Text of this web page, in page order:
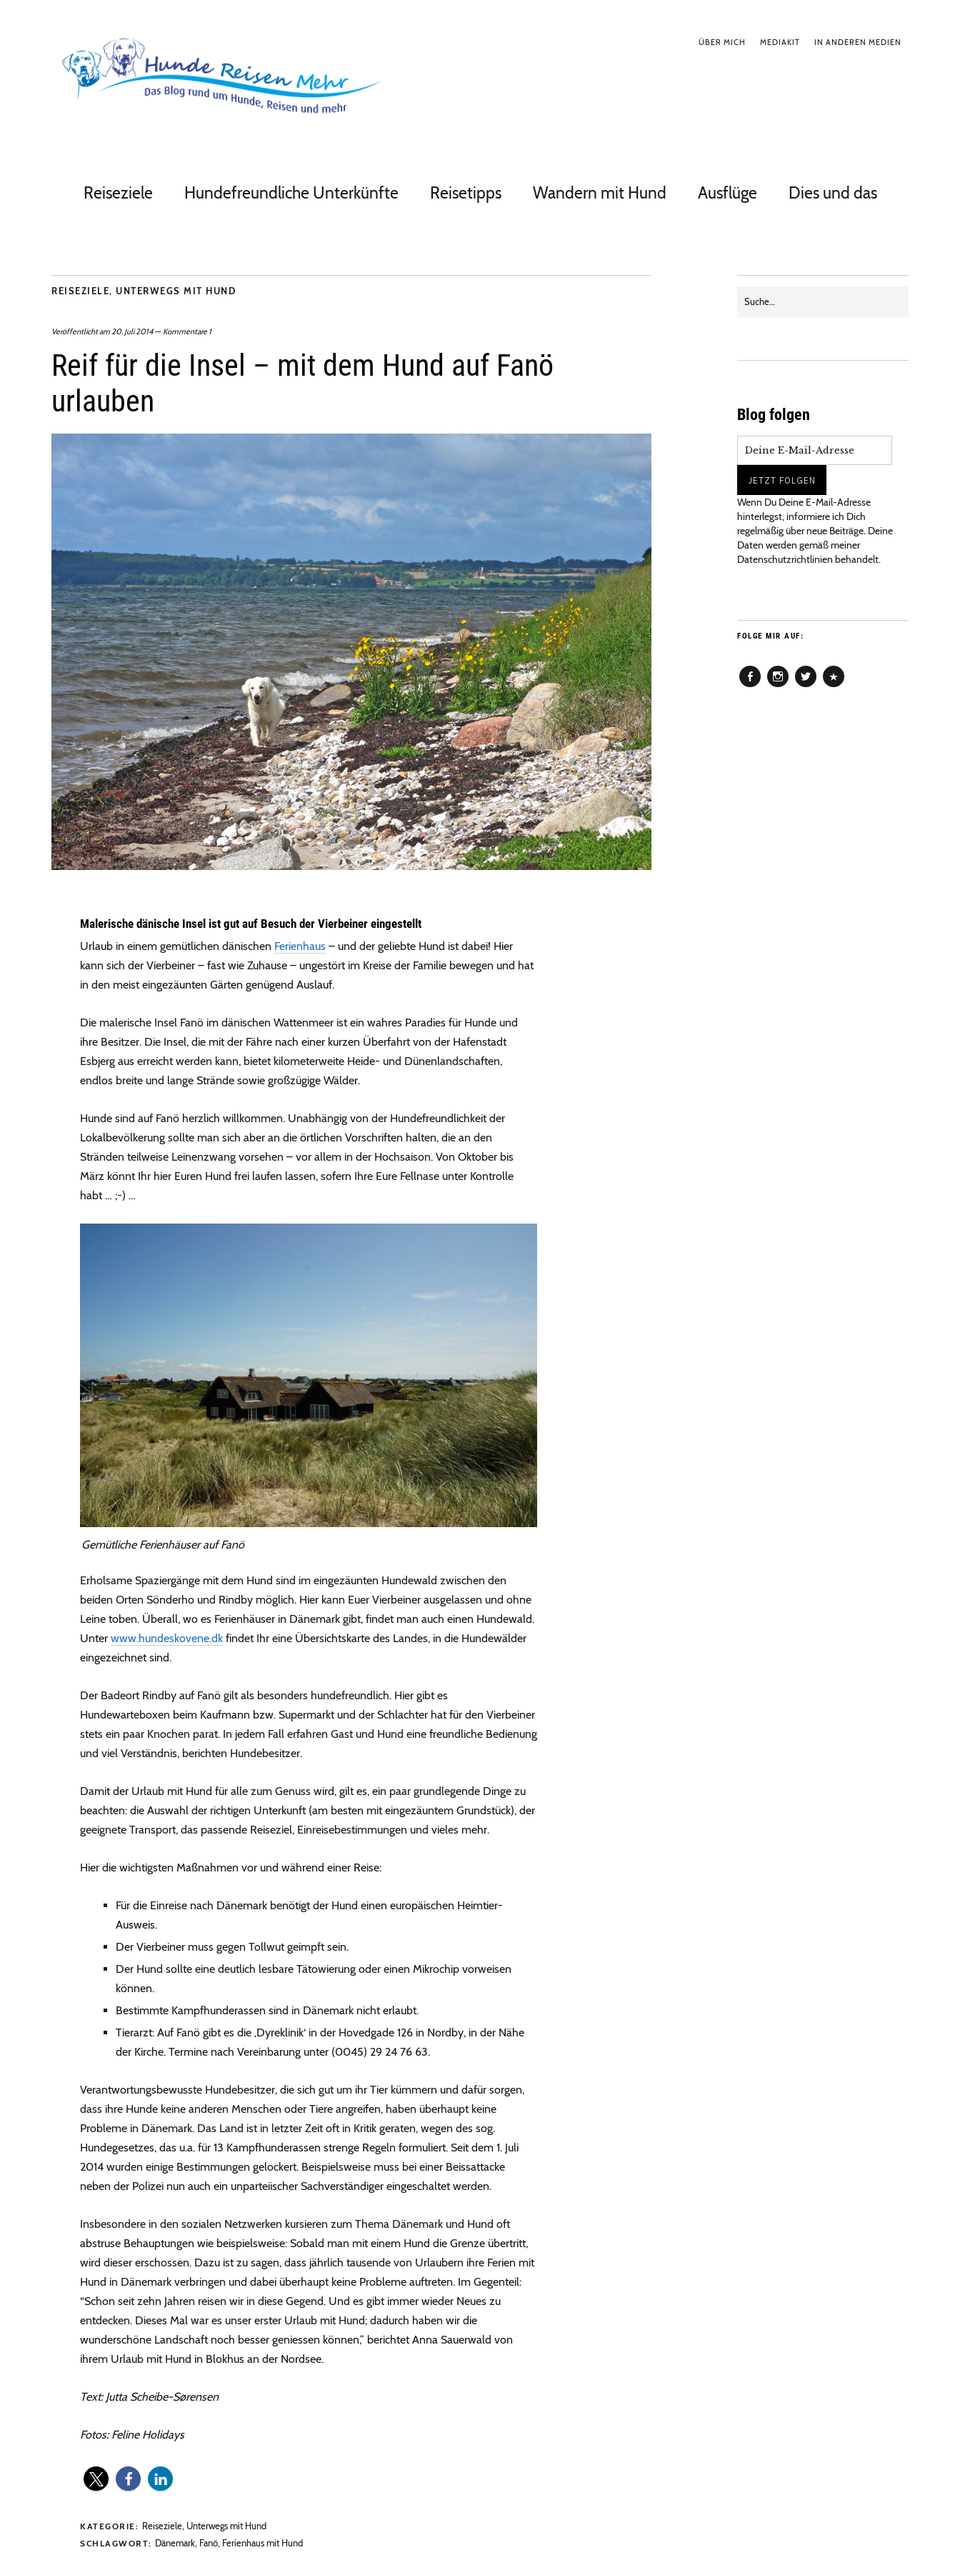
ÜBER MICH MEDIAKIT IN ANDEREN MEDIEN
Reiseziele Hundefreundliche Unterkünfte Reisetipps Wandern mit Hund Ausflüge Dies und das
REISEZIELE, UNTERWEGS MIT HUND
Veröffentlicht am 20. Juli 2014 Kommentare 1
Reif für die Insel – mit dem Hund auf Fanö
urlauben
Malerische dänische Insel ist gut auf Besuch der Vierbeiner eingestellt
Urlaub in einem gemütlichen dänischen Ferienhaus – und der geliebte Hund ist dabei! Hier
kann sich der Vierbeiner – fast wie Zuhause – ungestört im Kreise der Familie bewegen und hat
in den meist eingezäunten Gärten genügend Auslauf.
Die malerische Insel Fanö im dänischen Wattenmeer ist ein wahres Paradies für Hunde und
ihre Besitzer. Die Insel, die mit der Fähre nach einer kurzen Überfahrt von der Hafenstadt
Esbjerg aus erreicht werden kann, bietet kilometerweite Heide- und Dünenlandschaften,
endlos breite und lange Strände sowie großzügige Wälder.
Hunde sind auf Fanö herzlich willkommen. Unabhängig von der Hundefreundlichkeit der
Lokalbevölkerung sollte man sich aber an die örtlichen Vorschriften halten, die an den
Stränden teilweise Leinenzwang vorsehen – vor allem in der Hochsaison. Von Oktober bis
März könnt Ihr hier Euren Hund frei laufen lassen, sofern Ihre Eure Fellnase unter Kontrolle
habt … ;-) …
Gemütliche Ferienhäuser auf Fanö
Erholsame Spaziergänge mit dem Hund sind im eingezäunten Hundewald zwischen den
beiden Orten Sönderho und Rindby möglich. Hier kann Euer Vierbeiner ausgelassen und ohne
Leine toben. Überall, wo es Ferienhäuser in Dänemark gibt, findet man auch einen Hundewald.
Unter www.hundeskovene.dk findet Ihr eine Übersichtskarte des Landes, in die Hundewälder
eingezeichnet sind.
Der Badeort Rindby auf Fanö gilt als besonders hundefreundlich. Hier gibt es
Hundewarteboxen beim Kaufmann bzw. Supermarkt und der Schlachter hat für den Vierbeiner
stets ein paar Knochen parat. In jedem Fall erfahren Gast und Hund eine freundliche Bedienung
und viel Verständnis, berichten Hundebesitzer.
Damit der Urlaub mit Hund für alle zum Genuss wird, gilt es, ein paar grundlegende Dinge zu
beachten: die Auswahl der richtigen Unterkunft (am besten mit eingezäuntem Grundstück), der
geeignete Transport, das passende Reiseziel, Einreisebestimmungen und vieles mehr.
Hier die wichtigsten Maßnahmen vor und während einer Reise:
Für die Einreise nach Dänemark benötigt der Hund einen europäischen Heimtier-
Ausweis.
Der Vierbeiner muss gegen Tollwut geimpft sein.
Der Hund sollte eine deutlich lesbare Tätowierung oder einen Mikrochip vorweisen
können.
Bestimmte Kampfhunderassen sind in Dänemark nicht erlaubt.
Tierarzt: Auf Fanö gibt es die ‚Dyreklinik‘ in der Hovedgade 126 in Nordby, in der Nähe
der Kirche. Termine nach Vereinbarung unter (0045) 29 24 76 63.
Verantwortungsbewusste Hundebesitzer, die sich gut um ihr Tier kümmern und dafür sorgen,
dass ihre Hunde keine anderen Menschen oder Tiere angreifen, haben überhaupt keine
Probleme in Dänemark. Das Land ist in letzter Zeit oft in Kritik geraten, wegen des sog.
Hundegesetzes, das u.a. für 13 Kampfhunderassen strenge Regeln formuliert. Seit dem 1. Juli
2014 wurden einige Bestimmungen gelockert. Beispielsweise muss bei einer Beissattacke
neben der Polizei nun auch ein unparteiischer Sachverständiger eingeschaltet werden.
Insbesondere in den sozialen Netzwerken kursieren zum Thema Dänemark und Hund oft
abstruse Behauptungen wie beispielsweise: Sobald man mit einem Hund die Grenze übertritt,
wird dieser erschossen. Dazu ist zu sagen, dass jährlich tausende von Urlaubern ihre Ferien mit
Hund in Dänemark verbringen und dabei überhaupt keine Probleme auftreten. Im Gegenteil:
“Schon seit zehn Jahren reisen wir in diese Gegend. Und es gibt immer wieder Neues zu
entdecken. Dieses Mal war es unser erster Urlaub mit Hund; dadurch haben wir die
wunderschöne Landschaft noch besser geniessen können,” berichtet Anna Sauerwald von
ihrem Urlaub mit Hund in Blokhus an der Nordsee.
Text: Jutta Scheibe-Sørensen
Fotos: Feline Holidays
KATEGORIE: Reiseziele, Unterwegs mit Hund
SCHLAGWORT: Dänemark, Fanö, Ferienhaus mit Hund
Blog folgen
Wenn Du Deine E-Mail-Adresse
hinterlegst, informiere ich Dich
regelmäßig über neue Beiträge. Deine
Daten werden gemäß meiner
Datenschutzrichtlinien behandelt.
FOLGE MIR AUF: